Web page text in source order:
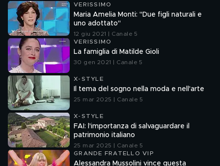
VERISSIMO
Maria Amelia Monti: "Due figli naturali e
uno adottato"
12 giu 2021 | Canale 5
VERISSIMO
La famiglia di Matilde Gioli
30 gen 2021 | Canale 5
X-STYLE
Il tema del sogno nella moda e nell'arte
25 mar 2025 | Canale 5
X-STYLE
FAI: l'importanza di salvaguardare il
patrimonio italiano
25 mar 2025 | Canale 5
GRANDE FRATELLO VIP
Alessandra Mussolini vince questa